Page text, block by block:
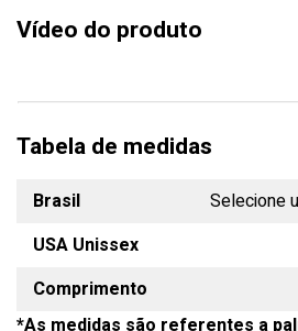
Vídeo do produto
Tabela de medidas
Brasil
USA Unissex
Comprimento
*As medidas são referentes a
Selecione